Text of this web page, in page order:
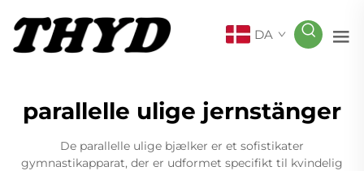
DA
parallelle ulige jernstänger
De parallelle ulige bjælker er et sofistikater
gymnastikapparat, der er udformet specifikt til kvindelig